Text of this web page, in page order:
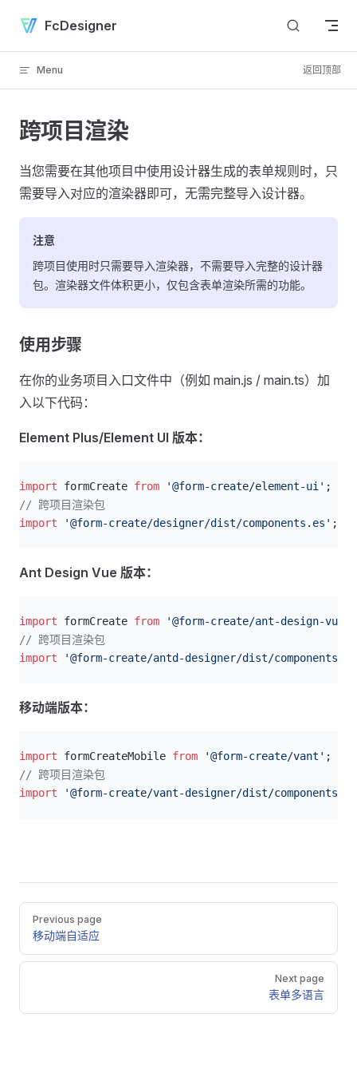
Skip to content
FcDesigner
Menu 返回顶部
跨项目渲染
当您需要在其他项目中使用设计器生成的表单规则时，只
需要导入对应的渲染器即可，无需完整导入设计器。
注意
跨项目使用时只需要导入渲染器，不需要导入完整的设计器
包。渲染器文件体积更小，仅包含表单渲染所需的功能。
使用步骤
在你的业务项目入口文件中（例如 main.js / main.ts）加
入以下代码：
Element Plus/Element UI 版本：
import formCreate from '@form-create/element-ui' ;
// 跨项目渲染包
import '@form-create/designer/dist/components.es' ;
Ant Design Vue 版本：
import formCreate from '@form-create/ant-design-vue'
// 跨项目渲染包
import '@form-create/antd-designer/dist/
移动端版本：
import formCreateMobile from '@form-create/vant' ;
// 跨项目渲染包
import '@form-create/vant-designer/dist/
Pager
Previous page
移动端自适应
Next page
表单多语言